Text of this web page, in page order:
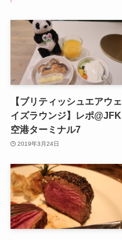
【ブリティッシュエアウェ
イズラウンジ】レポ@JFK
空港ターミナル7
2019年3月24日